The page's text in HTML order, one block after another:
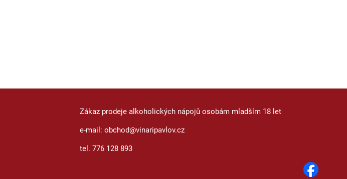
Zákaz prodeje alkoholických nápojů osobám mladším 18 let
e-mail: obchod@vinaripavlov.cz
tel. 776 128 893